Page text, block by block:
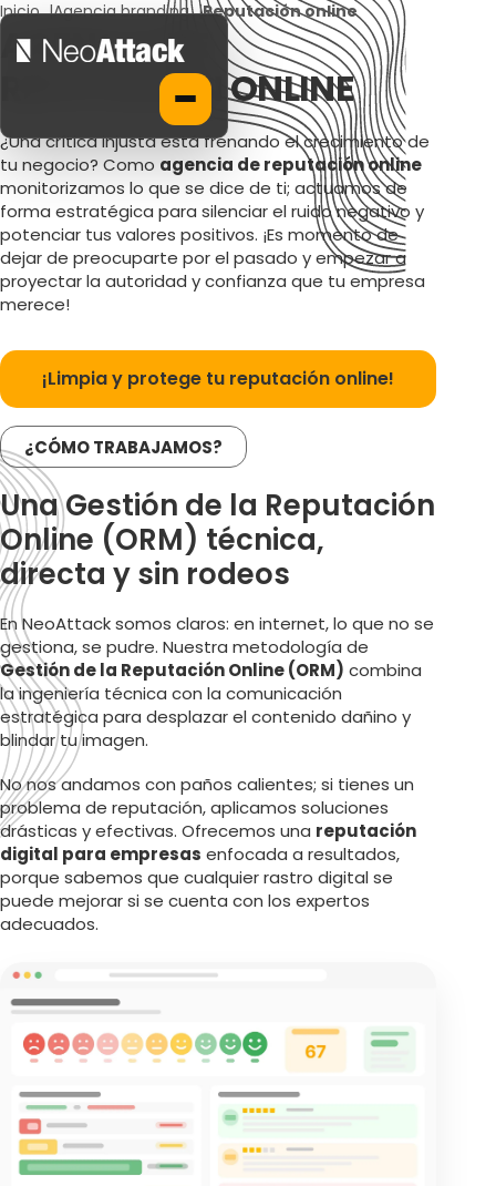
Inicio |Agencia branding |Reputación online
AGENCIA DE
REPUTACIÓN ONLINE
¿Una crítica injusta está frenando el crecimiento de
tu negocio? Como agencia de reputación online
monitorizamos lo que se dice de ti; actuamos de
forma estratégica para silenciar el ruido negativo y
potenciar tus valores positivos. ¡Es momento de
dejar de preocuparte por el pasado y empezar a
proyectar la autoridad y confianza que tu empresa
merece!
¡Limpia y protege tu reputación online!
¿CÓMO TRABAJAMOS?
Una Gestión de la Reputación
Online (ORM) técnica,
directa y sin rodeos
En NeoAttack somos claros: en internet, lo que no se
gestiona, se pudre. Nuestra metodología de
Gestión de la Reputación Online (ORM) combina
la ingeniería técnica con la comunicación
estratégica para desplazar el contenido dañino y
blindar tu imagen.
No nos andamos con paños calientes; si tienes un
problema de reputación, aplicamos soluciones
drásticas y efectivas. Ofrecemos una reputación
digital para empresas enfocada a resultados,
porque sabemos que cualquier rastro digital se
puede mejorar si se cuenta con los expertos
adecuados.